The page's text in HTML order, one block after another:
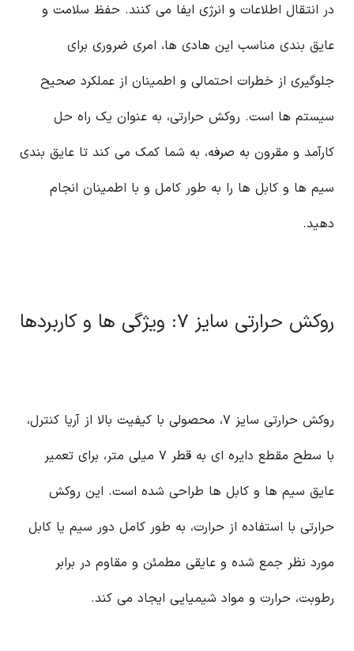
در انتقال اطلاعات و انرژی ایفا می کنند. حفظ سلامت و
عایق بندی مناسب این هادی ها، امری ضروری برای
جلوگیری از خطرات احتمالی و اطمینان از عملکرد صحیح
سیستم ها است. روکش حرارتی، به عنوان یک راه حل
کارآمد و مقرون به صرفه، به شما کمک می کند تا عایق بندی
سیم ها و کابل ها را به طور کامل و با اطمینان انجام
دهید.
روکش حرارتی سایز ۷: ویژگی ها و کاربردها
روکش حرارتی سایز ۷، محصولی با کیفیت بالا از آریا کنترل،
با سطح مقطع دایره ای به قطر ۷ میلی متر، برای تعمیر
عایق سیم ها و کابل ها طراحی شده است. این روکش
حرارتی با استفاده از حرارت، به طور کامل دور سیم یا کابل
مورد نظر جمع شده و عایقی مطمئن و مقاوم در برابر
رطوبت، حرارت و مواد شیمیایی ایجاد می کند.